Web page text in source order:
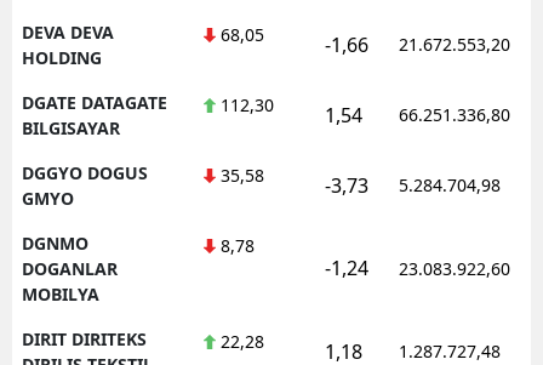
DEVA DEVA
HOLDING
68,05 -1,66 21.672.553,20
DGATE DATAGATE
BILGISAYAR
112,30 1,54 66.251.336,80
DGGYO DOGUS
GMYO
35,58 -3,73 5.284.704,98
DGNMO
DOGANLAR
MOBILYA
8,78
-1,24 23.083.922,60
DIRIT DIRITEKS
22,28 1,18 1.287.727,48